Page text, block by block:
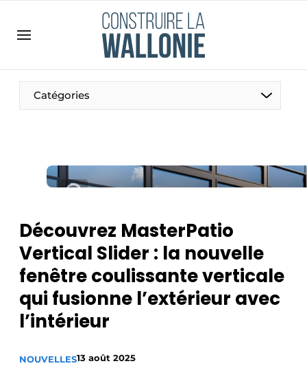
Emploi
Enregistrer une offre d’emploi
Meest gelezen
Podcasts
Privacy / Cookie statement
S’inscrire à l’événement
S’inscrire
Termes et conditions
Catégories
Découvrez MasterPatio
Vertical Slider : la nouvelle
fenêtre coulissante verticale
qui fusionne l’extérieur avec
l’intérieur
NOUVELLES13 août 2025